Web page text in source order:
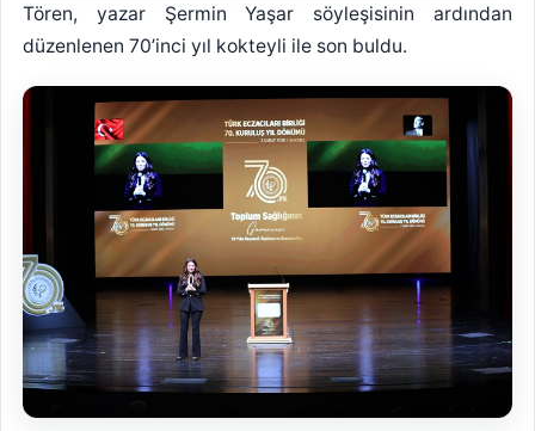
Tören, yazar Şermin Yaşar söyleşisinin ardından
düzenlenen 70’inci yıl kokteyli ile son buldu.